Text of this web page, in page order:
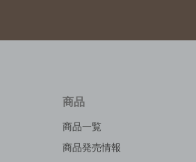
商品
商品一覧
商品発売情報